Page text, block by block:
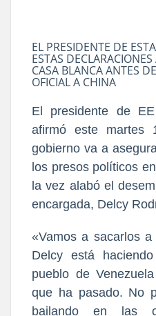
EL PRESIDENTE DE
ESTAS
CASA BLANCA ANTES
OFICIAL A CHINA
El presidente de
afirmó este martes
gobierno va a
los presos políticos
la vez alabó el
encargada, Delcy
«Vamos a sacarlos
Delcy está
pueblo de
que ha pasado. No
bailando en las